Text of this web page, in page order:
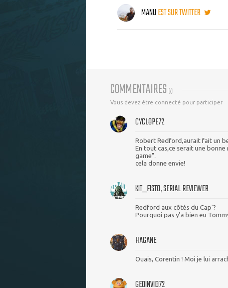
MANUEST SUR TWITTER
COMMENTAIRES (7)
Vous devez être connecté pour participer
CYCLOPE72
Robert Redford,aurait fait un
En tout cas,ce serait une
game".
cela donne envie!
KIT_FISTO, SERIAL REVIEWER
Redford aux côtés du Cap'?
Pourquoi pas y'a bien eu
HAGANE
Ouais, Corentin ! Moi je lui
GEOINVID72